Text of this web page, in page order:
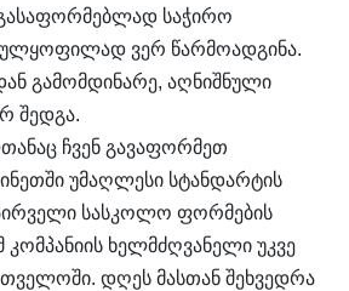
საჭირო
ვერ წარმოადგინა.
გამომდინარე, აღნიშნული
შედგა.
ჩვენ გავაფორმეთ
უმაღლესი სტანდარტის
სასკოლო ფორმების
კომპანიის ხელმძღვანელი უკვე
დღეს მასთან შეხვედრა